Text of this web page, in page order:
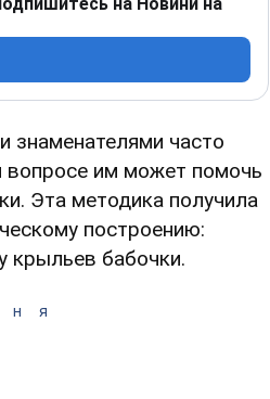
на Новини на
знаменателями часто
вопросе им может помочь
Эта методика получила
построению:
крыльев бабочки.